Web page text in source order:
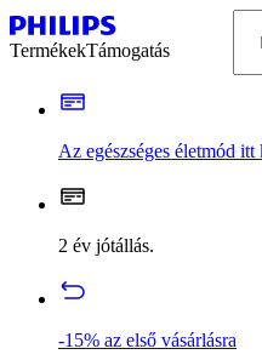
TermékekTámogatás
Az egészséges életmód
2 év jótállás.
-15% az első vásárlásra